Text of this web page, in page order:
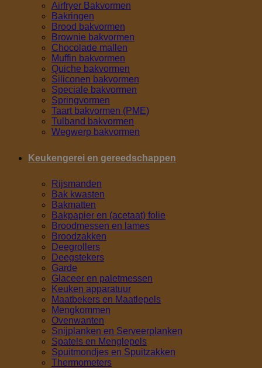
Airfryer Bakvormen
Bakringen
Brood bakvormen
Brownie bakvormen
Chocolade mallen
Muffin bakvormen
Quiche bakvormen
Siliconen bakvormen
Speciale bakvormen
Springvormen
Taart bakvormen (PME)
Tulband bakvormen
Wegwerp bakvormen
Keukengerei en gereedschappen
Rijsmanden
Bak kwasten
Bakmatten
Bakpapier en (acetaat) folie
Broodmessen en lames
Broodzakken
Deegrollers
Deegstekers
Garde
Glaceer en paletmessen
Keuken apparatuur
Maatbekers en Maatlepels
Mengkommen
Ovenwanten
Snijplanken en Serveerplanken
Spatels en Menglepels
Spuitmondjes en Spuitzakken
Thermometers